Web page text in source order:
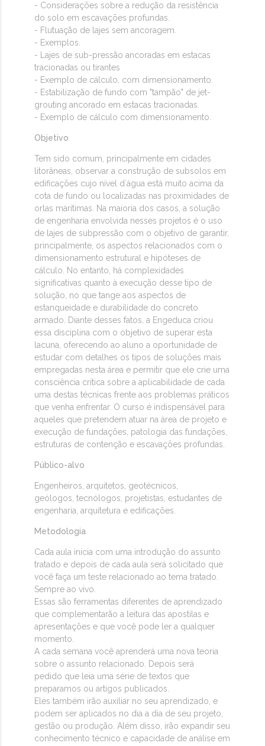
- Considerações sobre a redução da resistência
do solo em escavações profundas.
- Flutuação de lajes sem ancoragem.
- Exemplos.
- Lajes de sub-pressão ancoradas em estacas
tracionadas ou tirantes
- Exemplo de cálculo, com dimensionamento.
- Estabilização de fundo com "tampão" de jet-
grouting ancorado em estacas tracionadas.
- Exemplo de cálculo com dimensionamento.
Objetivo
Tem sido comum, principalmente em cidades
litorâneas, observar a construção de subsolos em
edificações cujo nível d´água está muito acima da
cota de fundo ou localizadas nas proximidades de
orlas marítimas. Na maioria dos casos, a solução
de engenharia envolvida nesses projetos é o uso
de lajes de subpressão com o objetivo de garantir,
principalmente, os aspectos relacionados com o
dimensionamento estrutural e hipóteses de
cálculo. No entanto, há complexidades
significativas quanto à execução desse tipo de
solução, no que tange aos aspectos de
estanqueidade e durabilidade do concreto
armado. Diante desses fatos, a Engeduca criou
essa disciplina com o objetivo de superar esta
lacuna, oferecendo ao aluno a oportunidade de
estudar com detalhes os tipos de soluções mais
empregadas nesta área e permitir que ele crie uma
consciência crítica sobre a aplicabilidade de cada
uma destas técnicas frente aos problemas práticos
que venha enfrentar. O curso é indispensável para
aqueles que pretendem atuar na área de projeto e
execução de fundações, patologia das fundações,
estruturas de contenção e escavações profundas.
Público-alvo
Engenheiros, arquitetos, geotécnicos,
geólogos, tecnólogos, projetistas, estudantes de
engenharia, arquitetura e edificações.
Metodologia
Cada aula inicia com uma introdução do assunto
tratado e depois de cada aula será solicitado que
você faça um teste relacionado ao tema tratado.
Sempre ao vivo.
Essas são ferramentas diferentes de aprendizado
que complementarão a leitura das apostilas e
apresentações e que você pode ler a qualquer
momento.
A cada semana você aprenderá uma nova teoria
sobre o assunto relacionado. Depois será
pedido que leia uma série de textos que
preparamos ou artigos publicados.
Eles também irão auxiliar no seu aprendizado, e
podem ser aplicados no dia a dia de seu projeto,
gestão ou produção. Além disso, irão expandir seu
conhecimento técnico e capacidade de análise em